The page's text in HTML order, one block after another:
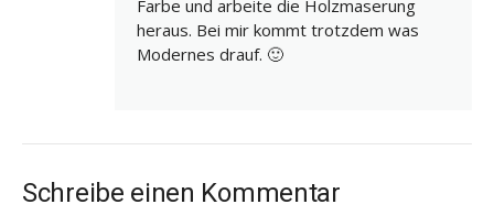
Farbe und arbeite die Holzmaserung
heraus. Bei mir kommt trotzdem was
Modernes drauf. 🙂
Schreibe einen Kommentar